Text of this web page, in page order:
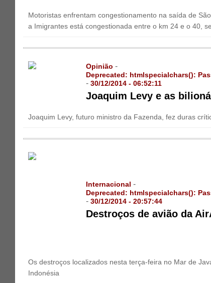
Motoristas enfrentam congestionamento na saída de
a Imigrantes está congestionada entre o km 24 e o 40,
Opinião -
Deprecated: htmlspecialchars():
-30/12/2014 - 06:52:11
Joaquim Levy e as
Joaquim Levy, futuro ministro da Fazenda, fez duras
Internacional -
Deprecated: htmlspecialchars():
-30/12/2014 - 20:57:44
Destroços de avião da
Os destroços localizados nesta terça-feira no Mar de
Indonésia